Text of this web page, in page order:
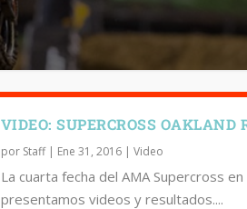
VIDEO: SUPERCROSS OAKLAND
por Staff| Ene 31, 2016| Video
La cuarta fecha del AMA Supercross
presentamos videos y resultados....